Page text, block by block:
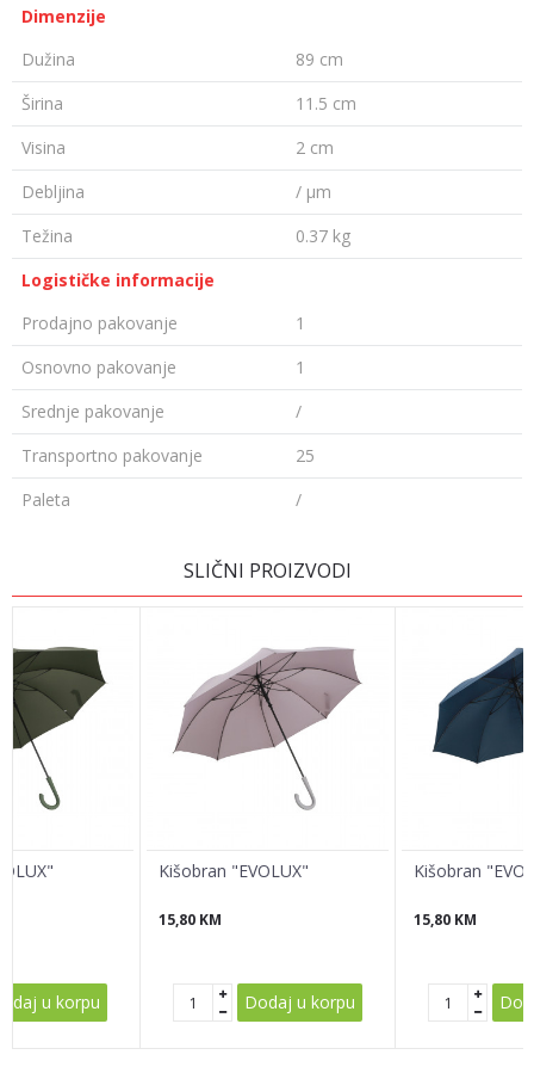
Dimenzije
Dužina
89 cm
Širina
11.5 cm
Visina
2 cm
Debljina
/ µm
Težina
0.37 kg
Logističke informacije
Prodajno pakovanje
1
Osnovno pakovanje
1
Srednje pakovanje
/
Transportno pakovanje
25
Paleta
/
SLIČNI PROIZVODI
u korpu
Kišobran "EVOLUX"
15,80 KM
Dodaj u korpu
Kišobran
15,80 KM